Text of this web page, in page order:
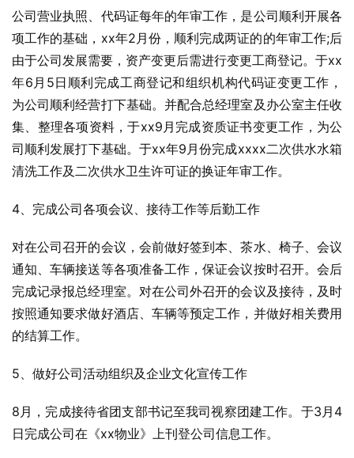
公司营业执照、代码证每年的年审工作，是公司顺利开展各
项工作的基础，xx年2月份，顺利完成两证的的年审工作;后
由于公司发展需要，资产变更后需进行变更工商登记。于xx
年6月5日顺利完成工商登记和组织机构代码证变更工作，
为公司顺利经营打下基础。并配合总经理室及办公室主任收
集、整理各项资料，于xx9月完成资质证书变更工作，为公
司顺利发展打下基础。于xx年9月份完成xxxx二次供水水箱
清洗工作及二次供水卫生许可证的换证年审工作。
4、完成公司各项会议、接待工作等后勤工作
对在公司召开的会议，会前做好签到本、茶水、椅子、会议
通知、车辆接送等各项准备工作，保证会议按时召开。会后
完成记录报总经理室。对在公司外召开的会议及接待，及时
按照通知要求做好酒店、车辆等预定工作，并做好相关费用
的结算工作。
5、做好公司活动组织及企业文化宣传工作
8月，完成接待省团支部书记至我司视察团建工作。于3月4
日完成公司在《xx物业》上刊登公司信息工作。